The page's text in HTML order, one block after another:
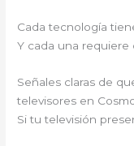
Cada tecnología
Y cada una requiere
Señales claras de
televisores en
Si tu televisión